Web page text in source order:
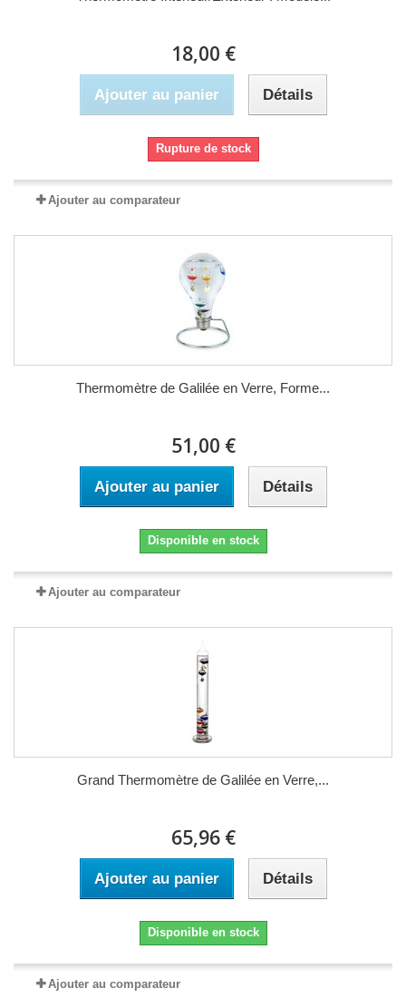
18,00 €
Ajouter au panier Détails
Rupture de stock
Ajouter au comparateur
Thermomètre de Galilée en Verre, Forme...
51,00 €
Ajouter au panier Détails
Disponible en stock
Ajouter au comparateur
Grand Thermomètre de Galilée en Verre,...
65,96 €
Ajouter au panier Détails
Disponible en stock
Ajouter au comparateur